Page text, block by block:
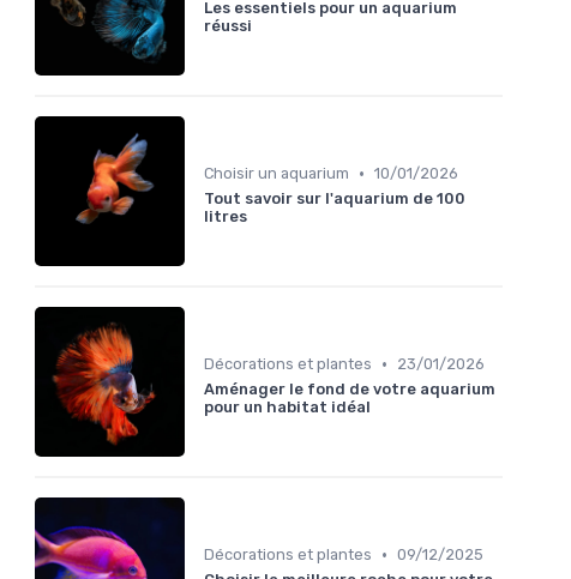
Les essentiels pour un aquarium
réussi
Choisir un aquarium • 10/01/2026
Tout savoir sur l'aquarium de 100
litres
Décorations et plantes •
23/01/2026
Aménager le fond de votre aquarium
pour un habitat idéal
Décorations et plantes • 09/12/2025